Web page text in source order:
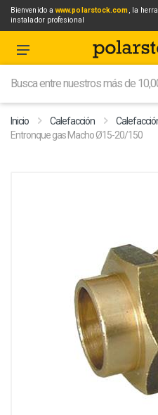
Bienvenido awww.polarstock.com, la
instalador profesional
Inicio Calefacción
Entronque gas Macho Ø15-20/150